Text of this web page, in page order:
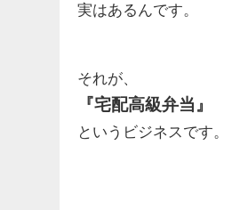
実はあるんです。
それが、
『宅配高級弁当』
というビジネスです。